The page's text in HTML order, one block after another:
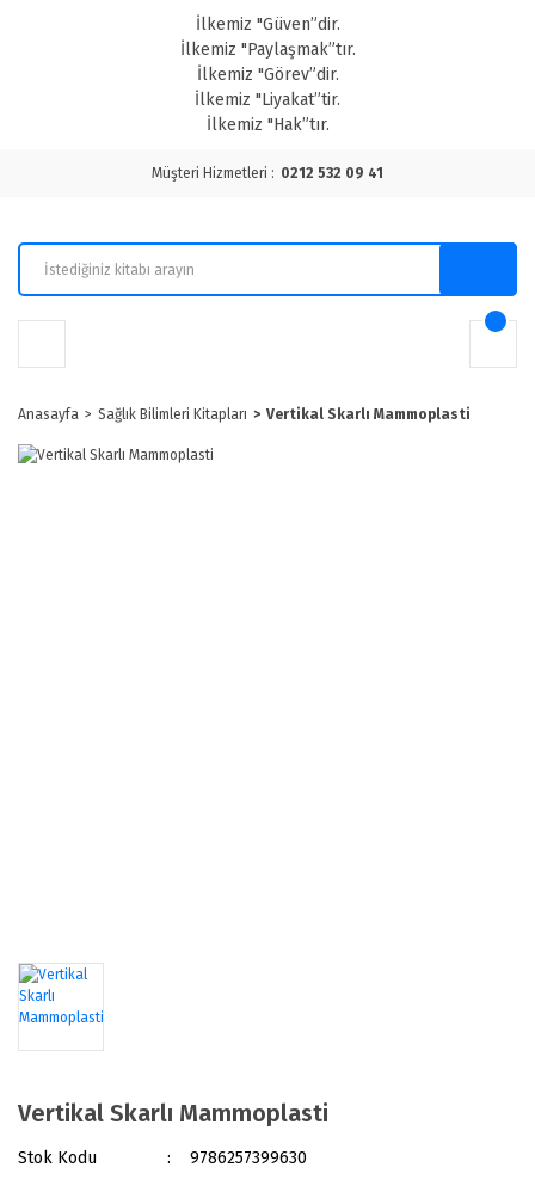
İlkemiz "Güven”dir.
İlkemiz "Paylaşmak”tır.
İlkemiz "Görev”dir.
İlkemiz "Liyakat”tir.
İlkemiz "Hak”tır.
Müşteri Hizmetleri : 0212 532 09 41
Anasayfa Sağlık Bilimleri Kitapları Vertikal Skarlı Mammoplasti
Vertikal Skarlı Mammoplasti
Stok Kodu
9786257399630